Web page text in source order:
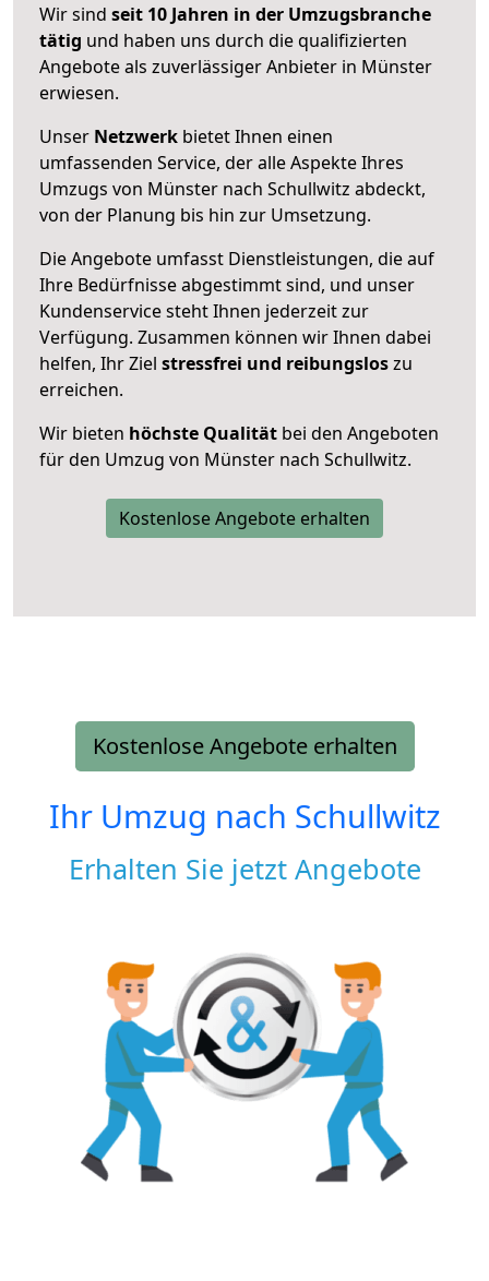
Wir sind seit 10 Jahren in der Umzugsbranche
tätig und haben uns durch die qualifizierten
Angebote als zuverlässiger Anbieter in Münster
erwiesen.
Unser Netzwerk bietet Ihnen einen
umfassenden Service, der alle Aspekte Ihres
Umzugs von Münster nach Schullwitz abdeckt,
von der Planung bis hin zur Umsetzung.
Die Angebote umfasst Dienstleistungen, die auf
Ihre Bedürfnisse abgestimmt sind, und unser
Kundenservice steht Ihnen jederzeit zur
Verfügung. Zusammen können wir Ihnen dabei
helfen, Ihr Ziel stressfrei und reibungsloszu
erreichen.
Wir bieten höchste Qualität bei den Angeboten
für den Umzug von Münster nach Schullwitz.
Kostenlose Angebote erhalten
Kostenlose Angebote erhalten
Ihr Umzug nach Schullwitz
Erhalten Sie jetzt Angebote